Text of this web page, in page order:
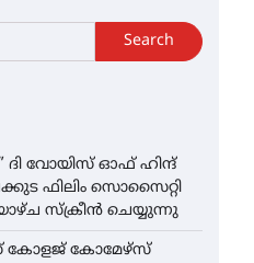
Search
ദി വോയിസ് ഓഫ് ഹിന്ദ്
ഫിലിം സൊസൈറ്റി
സ്‌ക്രീൻ ചെയ്യുന്നു
കോമേഴ്‌സ്